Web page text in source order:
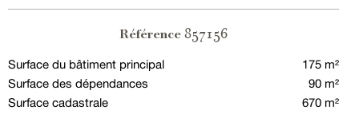
Référence 857156
Surface du bâtiment principal
175 m²
Surface des dépendances
90 m²
Surface cadastrale
670 m²